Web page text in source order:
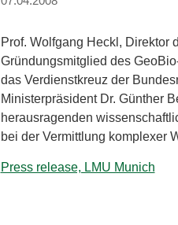
Prof. Wolfgang Heckl, Direktor
Gründungsmitglied des
das Verdienstkreuz der
Ministerpräsident Dr. Günther
herausragenden
bei der Vermittlung komplexer
Press release, LMU Munich